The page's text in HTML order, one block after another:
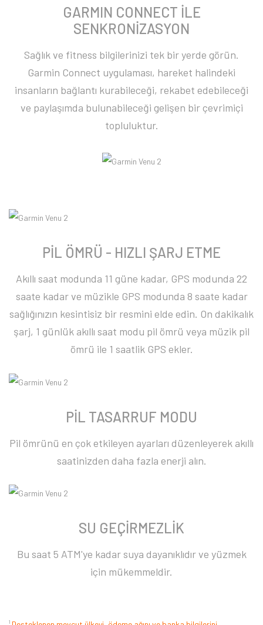
GARMIN CONNECT İLE
SENKRONİZASYON
Sağlık ve fitness bilgilerinizi tek bir yerde görün.
Garmin Connect uygulaması, hareket halindeki
insanların bağlantı kurabileceği, rekabet edebileceği
ve paylaşımda bulunabileceği gelişen bir çevrimiçi
topluluktur.
PİL ÖMRÜ - HIZLI ŞARJ ETME
Akıllı saat modunda 11 güne kadar, GPS modunda 22
saate kadar ve müzikle GPS modunda 8 saate kadar
sağlığınızın kesintisiz bir resmini elde edin. On dakikalık
şarj, 1 günlük akıllı saat modu pil ömrü veya müzik pil
ömrü ile 1 saatlik GPS ekler.
PİL TASARRUF MODU
Pil ömrünü en çok etkileyen ayarları düzenleyerek akıllı
saatinizden daha fazla enerji alın.
SU GEÇİRMEZLİK
Bu saat 5 ATM'ye kadar suya dayanıklıdır ve yüzmek
için mükemmeldir.